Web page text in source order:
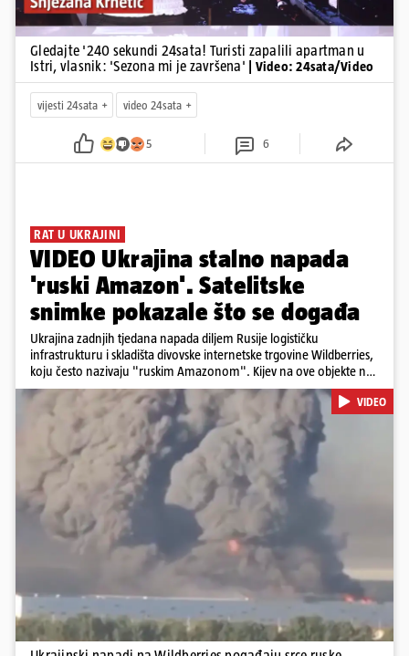
Gledajte '240 sekundi 24sata! Turisti zapalili apartman u
Istri, vlasnik: 'Sezona mi je završena'
| Video: 24sata/Video
vijesti 24sata video 24sata
5 6
RAT U UKRAJINI
VIDEO Ukrajina stalno napada
'ruski Amazon'. Satelitske
snimke pokazale što se događa
Ukrajina zadnjih tjedana napada diljem Rusije logističku
infrastrukturu i skladišta divovske internetske trgovine Wildberries,
koju često nazivaju "ruskim Amazonom". Kijev na ove objekte ne
gleda samo kao na obična trgovačka skladišta, već tvrdi da ih ruske
snage koriste i za vojne potrebe, odnosno za skladištenje i
distribuciju dijelova za dronove i druge opreme koja se koristi u
ratu. S druge strane, napadi služe i kao izravan odgovor na ruska
bombardiranja ukrajinske poštanske i logističke infrastrukture te
kao način da se ekonomske posljedice rata prenesu dublje na ruski
teritorij i približe običnim građanima.
Pokretanje videa...
VIDEO